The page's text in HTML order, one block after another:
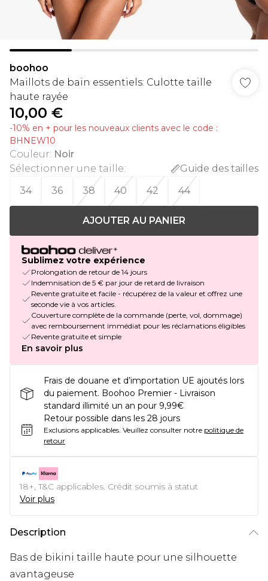
boohoo
Maillots de bain essentiels: Culotte taille
haute rayée
10,00 €
-10% en + pour les nouveaux clients avec le code :
BHNEW10
Couleur: Noir
Sélectionner une taille:
Guide des tailles
34
36 38 40 42 44
AJOUTER AU PANIER
Sublimez votre expérience
Prolongation de retour de 14 jours
Indemnisation de 5 € par jour de retard de livraison
Revente gratuite et facile - récupérez de la valeur et offrez une
seconde vie à vos articles.
Couverture complète de la commande (perte, vol, dommage)
avec remboursement immédiat pour les réclamations éligibles
Revente gratuite et simple
En savoir plus
Frais de douane et d’importation UE ajoutés lors
du paiement. Boohoo Premier - Livraison
standard illimité un an pour 9,99€
Retour possible dans les 28 jours
Exclusions applicables. Veuillez consulter notre politique de
retour
18+, T&C applicables. Crédit soumis à statut
Voir plus
Description
Bas de bikini taille haute pour une silhouette
avantageuse